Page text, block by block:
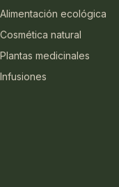
Alimentación ecológica
Cosmética natural
Plantas medicinales
Infusiones